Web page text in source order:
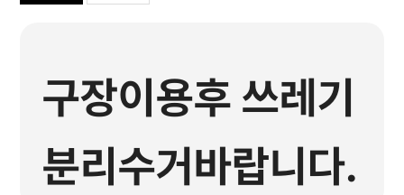
구장이용후 쓰레기
분리수거바랍니다.